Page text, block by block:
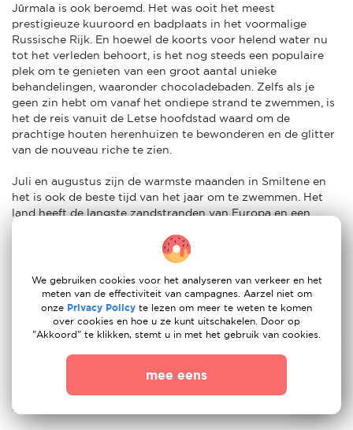
Jūrmala is ook beroemd. Het was ooit het meest
prestigieuze kuuroord en badplaats in het voormalige
Russische Rijk. En hoewel de koorts voor helend water nu
tot het verleden behoort, is het nog steeds een populaire
plek om te genieten van een groot aantal unieke
behandelingen, waaronder chocoladebaden. Zelfs als je
geen zin hebt om vanaf het ondiepe strand te zwemmen, is
het de reis vanuit de Letse hoofdstad waard om de
prachtige houten herenhuizen te bewonderen en de glitter
van de nouveau riche te zien.
Juli en augustus zijn de warmste maanden in Smiltene en
het is ook de beste tijd van het jaar om te zwemmen. Het
land heeft de langste zandstranden van Europa en een
de Baltische Zee en de Golf van Riga samenkomen.
Andere topbestemmingen voor expats in Smiltene zijn Livu
Aquapark, een van de grootste waterpretparken in Noord-
Europa, en Tarzans, een enorm avonturenpark in Sigulda.
Expatouders met kinderen die van dieren houden, kunnen
ook naar het Vienkocu Park gaan, waar ze verschillende
dierensculpturen, sprookjesfiguren, landhuizen en het
eerste zandzakhuis in Smiltene zullen zien.
Advies om naar Smiltene te verhuizen
We gebruiken cookies voor het analyseren van verkeer en het
meten van de effectiviteit van campagnes. Aarzel niet om
onze Privacy Policy te lezen om meer te weten te komen
over cookies en hoe u ze kunt uitschakelen. Door op
"Akkoord" te klikken, stemt u in met het gebruik van cookies.
mee eens